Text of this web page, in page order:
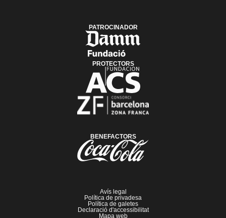
PATROCINADOR
PROTECTORS
BENEFACTORS
Avís legal
Política de privadesa
Política de galetes
Declaració d'accessibilitat
Mapa web